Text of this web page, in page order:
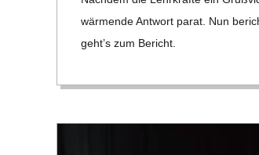
H
M
I
wär­mende Ant­wort parat. Nun
geht’s zum Bericht.